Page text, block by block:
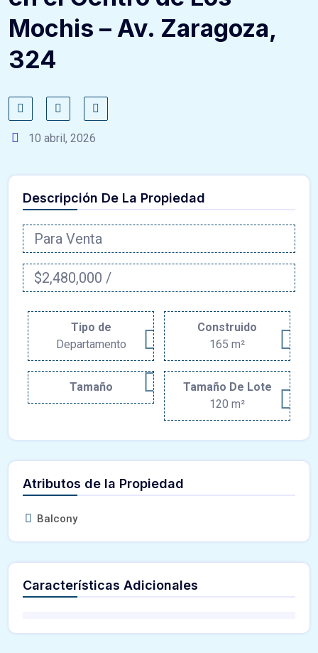
Mochis – Av. Zaragoza,
324
10 abril, 2026
Descripción De La Propiedad
Para Venta
$2,480,000 /
Tipo de
Departamento
Construido
165 m²
Tamaño
Tamaño De Lote
120 m²
Atributos de la Propiedad
Balcony
Características Adicionales